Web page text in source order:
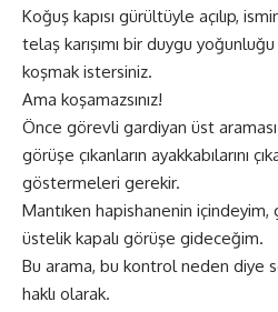
Koğuş kapısı gürültüyle açılıp,
telaş karışımı bir duygu
koşmak istersiniz.
Ama koşamazsınız!
Önce görevli gardiyan üst araması
görüşe çıkanların ayakkabılarını
göstermeleri gerekir.
Mantıken hapishanenin
üstelik kapalı görüşe gideceğim.
Bu arama, bu kontrol neden diye
haklı olarak.